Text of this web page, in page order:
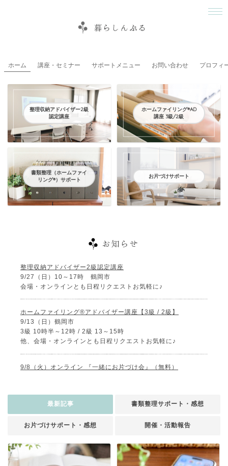
ホーム 講座・セミナー サポートメニュー お問い合わせ プロフィ
整理収納アドバイザー2級
認定講座
ホームファイリング®AD
講座 3級/2級
書類整理（ホームファイ
リング®）サポート
お片づけサポート
整理収納アドバイザー2級認定講座
9/27（日）10～17時 鶴岡市
会場・オンラインとも日程リクエストお気軽に♪
ホームファイリング®アドバイザー講座【3級 / 2級】
9/13（日）鶴岡市
3級 10時半～12時 / 2級 13～15時
他、会場・オンラインとも日程リクエストお気軽に♪
9/8（火）オンライン 『一緒にお片づけ会』（無料）
最新記事 書類整理サポート・感想
お片づけサポート・感想 開催・活動報告